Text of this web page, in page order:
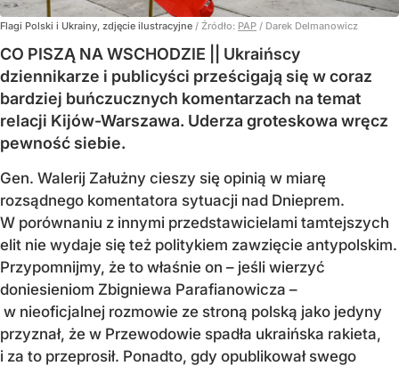
Flagi Polski i Ukrainy, zdjęcie ilustracyjne / Źródło: PAP / Darek Delmanowicz
CO PISZĄ NA WSCHODZIE || Ukraińscy
dziennikarze i publicyści prześcigają się w coraz
bardziej buńczucznych komentarzach na temat
relacji Kijów-Warszawa. Uderza groteskowa wręcz
pewność siebie.
Gen. Walerij Załużny cieszy się opinią w miarę
rozsądnego komentatora sytuacji nad Dnieprem.
W porównaniu z innymi przedstawicielami tamtejszych
elit nie wydaje się też politykiem zawzięcie antypolskim.
Przypomnijmy, że to właśnie on – jeśli wierzyć
doniesieniom Zbigniewa Parafianowicza –
w nieoficjalnej rozmowie ze stroną polską jako jedyny
przyznał, że w Przewodowie spadła ukraińska rakieta,
i za to przeprosił. Ponadto, gdy opublikował swego